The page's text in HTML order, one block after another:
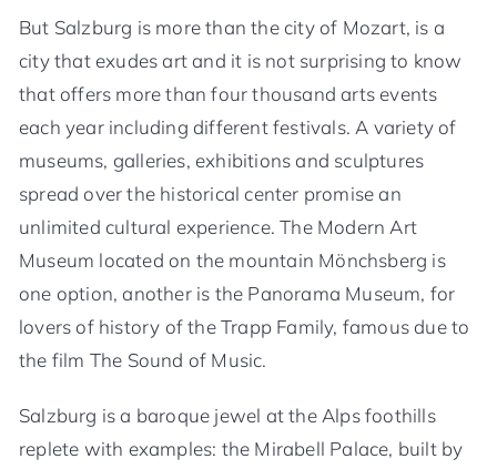
But Salzburg is more than the city of Mozart, is a
city that exudes art and it is not surprising to know
that offers more than four thousand arts events
each year including different festivals. A variety of
museums, galleries, exhibitions and sculptures
spread over the historical center promise an
unlimited cultural experience. The Modern Art
Museum located on the mountain Mönchsberg is
one option, another is the Panorama Museum, for
lovers of history of the Trapp Family, famous due to
the film The Sound of Music.
Salzburg is a baroque jewel at the Alps foothills
replete with examples: the Mirabell Palace, built by